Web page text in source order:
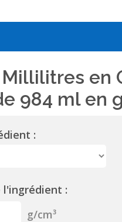
en
984 ml en
:
l'ingrédient :
g/cm³